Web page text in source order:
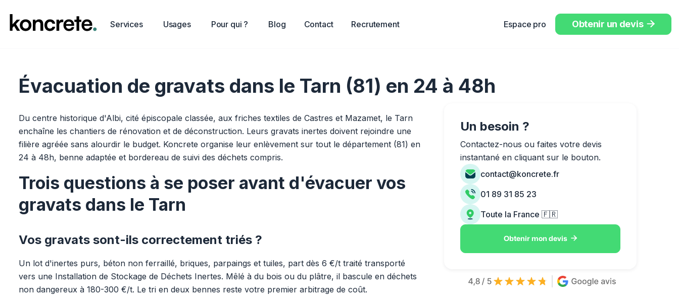
Services Usages Pour qui ? Blog Contact Recrutement Espace pro Obtenir un devis 
Évacuation de gravats dans le Tarn (81) en 24 à 48h
Du centre historique d'Albi, cité épiscopale classée, aux friches textiles de Castres et Mazamet, le Tarn
enchaîne les chantiers de rénovation et de déconstruction. Leurs gravats inertes doivent rejoindre une
filière agréée sans alourdir le budget. Koncrete organise leur enlèvement sur tout le département (81) en
24 à 48h, benne adaptée et bordereau de suivi des déchets compris.
Trois questions à se poser avant d'évacuer vos
gravats dans le Tarn
Vos gravats sont-ils correctement triés ?
Un lot d'inertes purs, béton non ferraillé, briques, parpaings et tuiles, part dès 6 €/t traité transporté
vers une Installation de Stockage de Déchets Inertes. Mêlé à du bois ou du plâtre, il bascule en déchets
non dangereux à 180-300 €/t. Le tri en deux bennes reste votre premier arbitrage de coût.
Un besoin ?
Contactez-nous ou faites votre devis
instantané en cliquant sur le bouton.
contact@koncrete.fr
01 89 31 85 23
Toute la France 🇫🇷
Obtenir mon devis 